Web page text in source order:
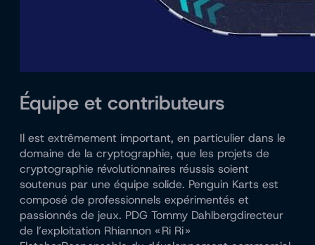
Équipe et contributeurs
Il est extrêmement important, en particulier dans le
domaine de la cryptographie, que les projets de
cryptographie révolutionnaires réussis soient
soutenus par une équipe solide. Penguin Karts est
composé de professionnels expérimentés et
passionnés de jeux. PDG Tommy Dahlbergdirecteur
de l’exploitation Rhiannon « Ri Ri »